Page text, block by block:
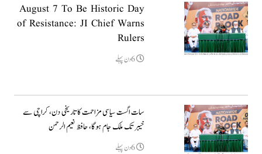
August 7 To Be Historic Day
of Resistance: JI Chief Warns
Rulers
6دن پہلے
سات اگست سیاسی مزاحمت کا تاریخی دن، کراچی سے
خیبر تک ملک جام ہوگا، حافظ نعیم الرحمن
6دن پہلے